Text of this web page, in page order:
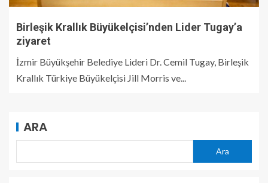
Birleşik Krallık Büyükelçisi’nden Lider Tugay’a
ziyaret
İzmir Büyükşehir Belediye Lideri Dr. Cemil Tugay, Birleşik
Krallık Türkiye Büyükelçisi Jill Morris ve...
ARA
Ara